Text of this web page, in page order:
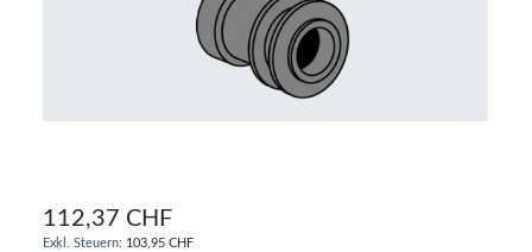
112,37 CHF
103,95 CHF